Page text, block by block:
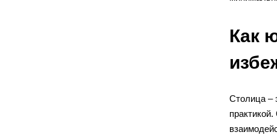
Как
Столица –